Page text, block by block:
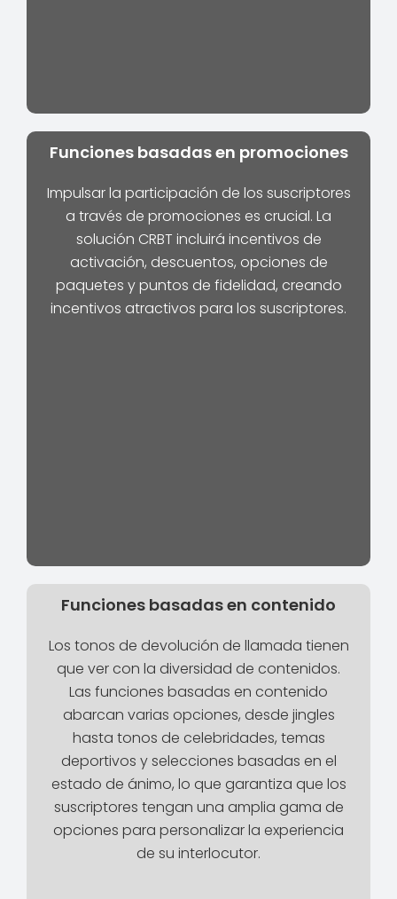
Funciones basadas en promociones
Impulsar la participación de los suscriptores
a través de promociones es crucial. La
solución CRBT incluirá incentivos de
activación, descuentos, opciones de
paquetes y puntos de fidelidad, creando
incentivos atractivos para los suscriptores.
Funciones basadas en contenido
Los tonos de devolución de llamada tienen
que ver con la diversidad de contenidos.
Las funciones basadas en contenido
abarcan varias opciones, desde jingles
hasta tonos de celebridades, temas
deportivos y selecciones basadas en el
estado de ánimo, lo que garantiza que los
suscriptores tengan una amplia gama de
opciones para personalizar la experiencia
de su interlocutor.